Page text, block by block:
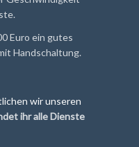
Euro ein gutes
Handschaltung.
wir unseren
ihr alle Dienste